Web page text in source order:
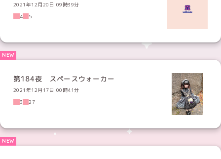
2021年12月20日 09時39分
4
5
第184夜 スペースウォーカー
2021年12月17日 00時41分
3
27